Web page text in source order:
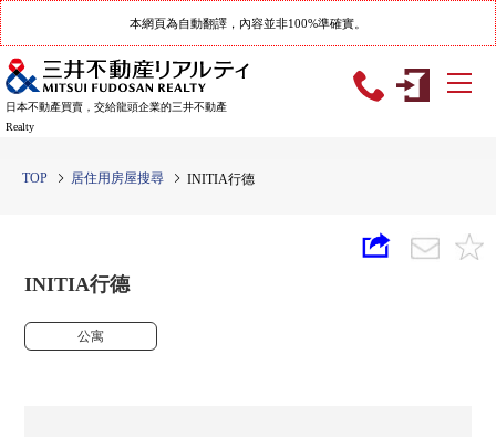
本網頁為自動翻譯，內容並非100%準確實。
日本不動產買賣，交給龍頭企業的三井不動產
Realty
TOP 居住用房屋搜尋 INITIA行德
INITIA行德
公寓